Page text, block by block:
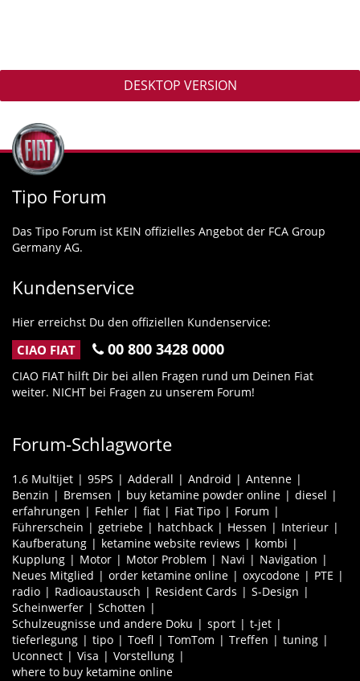
DESKTOP VERSION
Tipo Forum
Das Tipo Forum ist KEIN offizielles Angebot der FCA Group
Germany AG.
Kundenservice
Hier erreichst Du den offiziellen Kundenservice:
CIAO FIAT 00 800 3428 0000
CIAO FIAT hilft Dir bei allen Fragen rund um Deinen Fiat
weiter. NICHT bei Fragen zu unserem Forum!
Forum-Schlagworte
1.6 Multijet 95PS Adderall Android
Antenne
Benzin
Bremsen buy ketamine powder online
diesel
erfahrungen
Fehler fiat Fiat Tipo
Forum
Führerschein
getriebe hatchback Hessen
Interieur
Kaufberatung
ketamine website reviews
kombi
Kupplung
Motor Motor Problem Navi
Navigation
Neues Mitglied
order ketamine online oxycodone
PTE
radio
Radioaustausch Resident Cards
S-Design
Scheinwerfer
Schotten
Schulzeugnisse und andere Doku
sport
t-jet
tieferlegung
tipo Toefl TomTom Treffen
tuning
Uconnect
Visa
Vorstellung
where to buy ketamine online